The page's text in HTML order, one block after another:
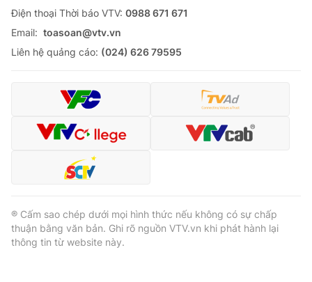
Ðiện thoại Thời báo VTV: 0988 671 671
Email: toasoan@vtv.vn
Liên hệ quảng cáo: (024) 626 79595
® Cấm sao chép dưới mọi hình thức nếu không có sự chấp
thuận bằng văn bản. Ghi rõ nguồn VTV.vn khi phát hành lại
thông tin từ website này.